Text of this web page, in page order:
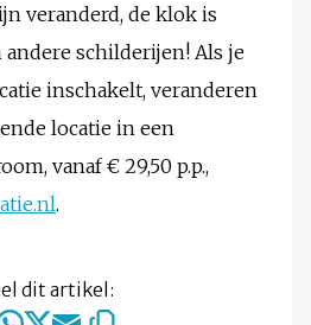
veranderd, de klok is
schilderijen! Als je
inschakelt, veranderen
locatie in een
vanaf € 29,50 p.p.,
.
dit artikel: